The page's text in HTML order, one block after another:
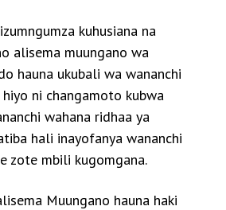
kuhusiana na
alisema muungano wa
hauna ukubali wa wananchi
hiyo ni changamoto kubwa
wahana ridhaa ya
hali inayofanya wananchi
zote mbili kugomgana.
Muungano hauna haki